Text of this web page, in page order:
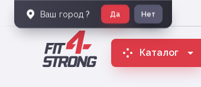
Каталог
Ваш город ? Да Нет